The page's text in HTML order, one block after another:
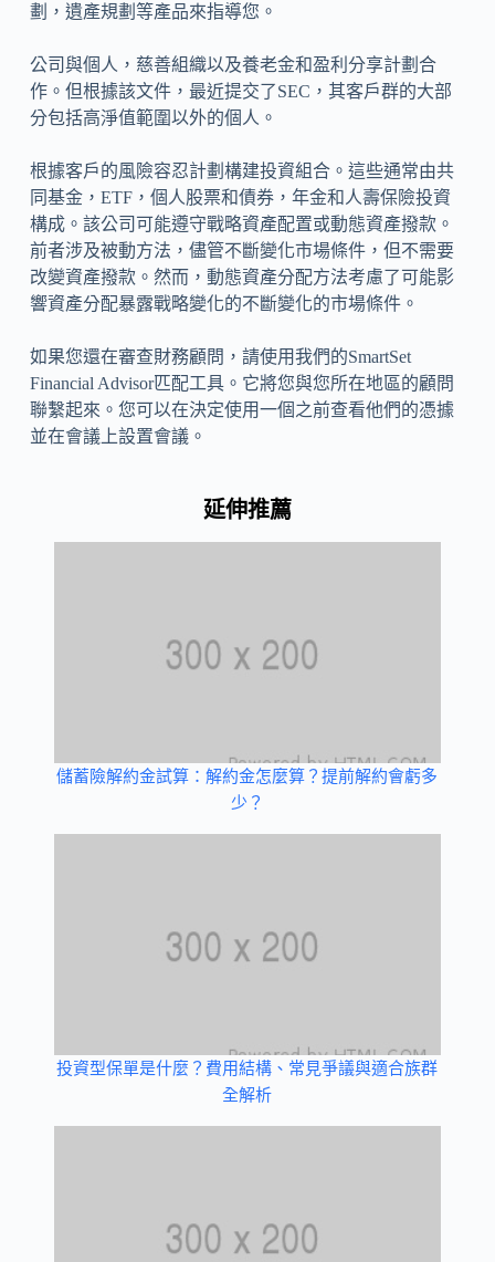
劃，遺產規劃等產品來指導您。
公司與個人，慈善組織以及養老金和盈利分享計劃合
作。但根據該文件，最近提交了SEC，其客戶群的大部
分包括高淨值範圍以外的個人。
根據客戶的風險容忍計劃構建投資組合。這些通常由共
同基金，ETF，個人股票和債券，年金和人壽保險投資
構成。該公司可能遵守戰略資產配置或動態資產撥款。
前者涉及被動方法，儘管不斷變化市場條件，但不需要
改變資產撥款。然而，動態資產分配方法考慮了可能影
響資產分配暴露戰略變化的不斷變化的市場條件。
如果您還在審查財務顧問，請使用我們的SmartSet
Financial Advisor匹配工具。它將您與您所在地區的顧問
聯繫起來。您可以在決定使用一個之前查看他們的憑據
並在會議上設置會議。
延伸推薦
儲蓄險解約金試算：解約金怎麼算？提前解約會虧多
少？
投資型保單是什麼？費用結構、常見爭議與適合族群
全解析